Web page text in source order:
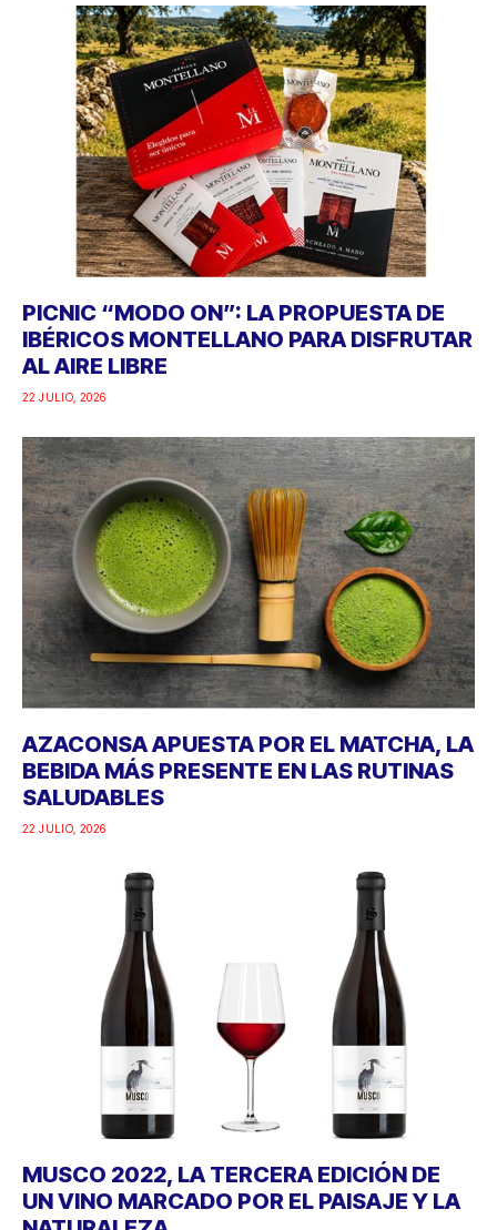
PICNIC “MODO ON”: LA PROPUESTA DE
IBÉRICOS MONTELLANO PARA DISFRUTAR
AL AIRE LIBRE
22 JULIO, 2026
AZACONSA APUESTA POR EL MATCHA, LA
BEBIDA MÁS PRESENTE EN LAS RUTINAS
SALUDABLES
22 JULIO, 2026
MUSCO 2022, LA TERCERA EDICIÓN DE
UN VINO MARCADO POR EL PAISAJE Y LA